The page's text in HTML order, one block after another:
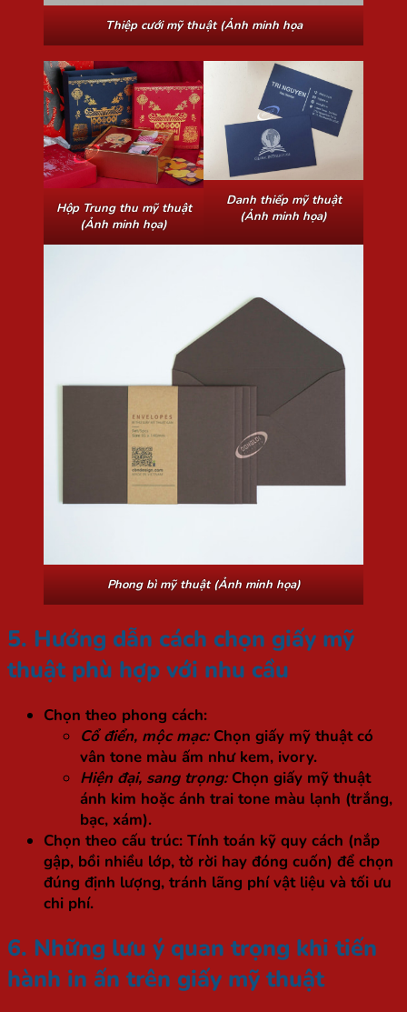
Thiệp cưới mỹ thuật (Ảnh minh họa
Hộp Trung thu mỹ thuật
(Ảnh minh họa)
Danh thiếp mỹ thuật
(Ảnh minh họa)
Phong bì mỹ thuật (Ảnh minh họa)
5. Hướng dẫn cách chọn giấy mỹ
thuật phù hợp với nhu cầu
Chọn theo phong cách:
Cổ điển, mộc mạc:Chọn giấy mỹ thuật có
vân tone màu ấm như kem, ivory.
Hiện đại, sang trọng:Chọn giấy mỹ thuật
ánh kim hoặc ánh trai tone màu lạnh (trắng,
bạc, xám).
Chọn theo cấu trúc: Tính toán kỹ quy cách (nắp
gập, bồi nhiều lớp, tờ rời hay đóng cuốn) để chọn
đúng định lượng, tránh lãng phí vật liệu và tối ưu
chi phí.
6. Những lưu ý quan trọng khi tiến
hành in ấn trên giấy mỹ thuật